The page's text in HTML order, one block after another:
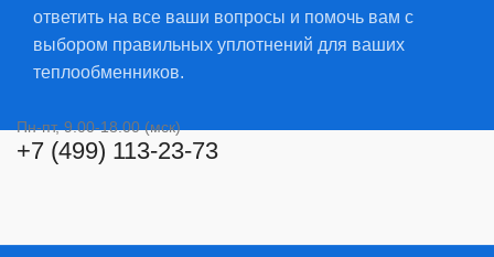
ответить на все ваши вопросы и помочь вам с
выбором правильных уплотнений для ваших
теплообменников.
Пн-пт, 9.00-18.00 (мск)
+7 (499) 113-23-73